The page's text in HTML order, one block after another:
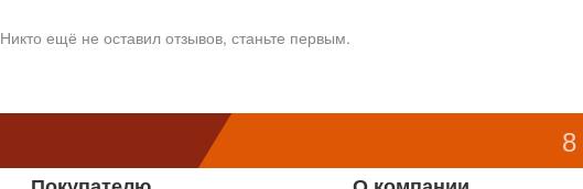
Никто ещё не оставил отзывов, станьте первым.